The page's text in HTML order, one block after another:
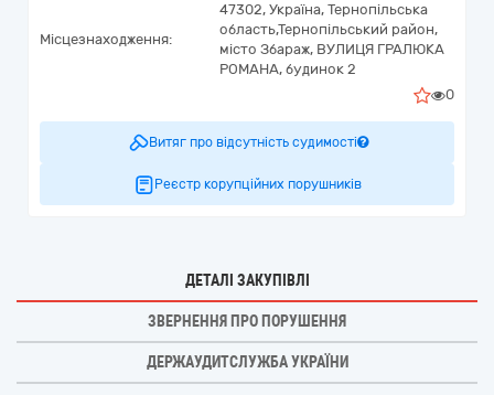
Місцезнаходження:
47302, Україна, Тернопільська
область,Тернопільський район,
місто Збараж, ВУЛИЦЯ ГРАЛЮКА
РОМАНА, будинок 2
0
Витяг про відсутність судимості
Реєстр корупційних порушників
ДЕТАЛІ ЗАКУПІВЛІ
ЗВЕРНЕННЯ ПРО ПОРУШЕННЯ
ДЕРЖАУДИТСЛУЖБА УКРАЇНИ